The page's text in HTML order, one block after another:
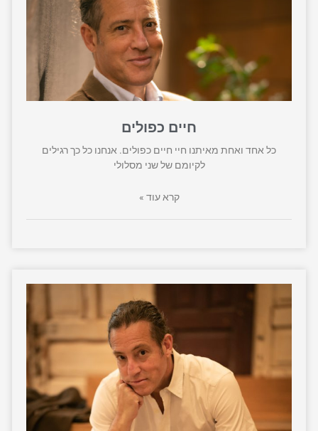
חיים כפולים
כל אחד ואחת מאיתנו חיי חיים כפולים. אנחנו כל כך רגילים
לקיומם של שני מסלולי
קרא עוד »